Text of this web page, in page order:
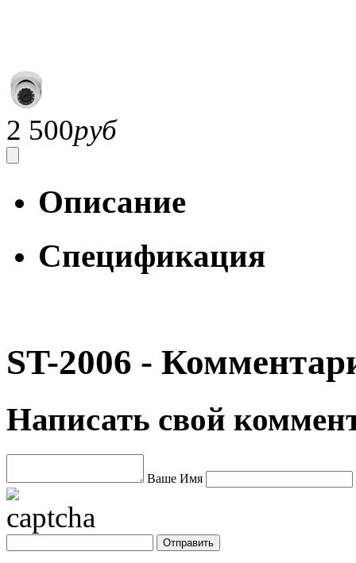
2 500руб
Описание
Спецификация
ST-2006 -
Написать свой
Ваше Имя